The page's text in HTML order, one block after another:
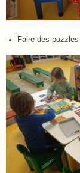
Faire des